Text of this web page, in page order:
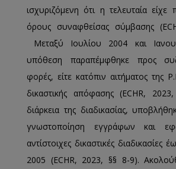
ισχυριζόμενη ότι η τελευταία είχε
όρους συναφθείσας σύμβασης
Μεταξύ Ιουλίου 2004 και
υπόθεση παραπέμφθηκε προς
φορές, είτε κατόπιν αιτήματος της
δικαστικής απόφασης (ECHR,
διάρκεια της διαδικασίας,
γνωστοποίηση εγγράφων και
αντίστοιχες δικαστικές διαδικασίες
2005 (ECHR, 2023, §§ 8-9).